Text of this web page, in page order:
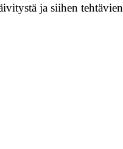
ja siihen tehtävien